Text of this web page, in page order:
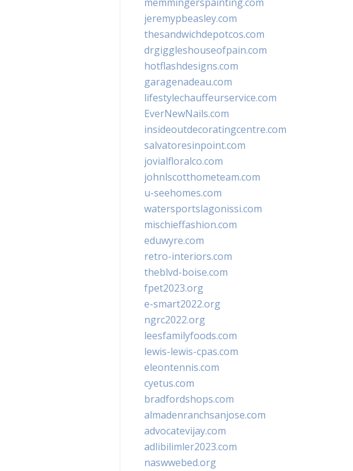
jeremypbeasley.com
thesandwichdepotcos.com
drgiggleshouseofpain.com
hotflashdesigns.com
garagenadeau.com
lifestylechauffeurservice.com
EverNewNails.com
insideoutdecoratingcentre.com
salvatoresinpoint.com
jovialfloralco.com
johnlscotthometeam.com
u-seehomes.com
watersportslagonissi.com
mischieffashion.com
eduwyre.com
retro-interiors.com
theblvd-boise.com
fpet2023.org
e-smart2022.org
ngrc2022.org
leesfamilyfoods.com
lewis-lewis-cpas.com
eleontennis.com
cyetus.com
bradfordshops.com
almadenranchsanjose.com
advocatevijay.com
adlibilimler2023.com
naswwebed.org